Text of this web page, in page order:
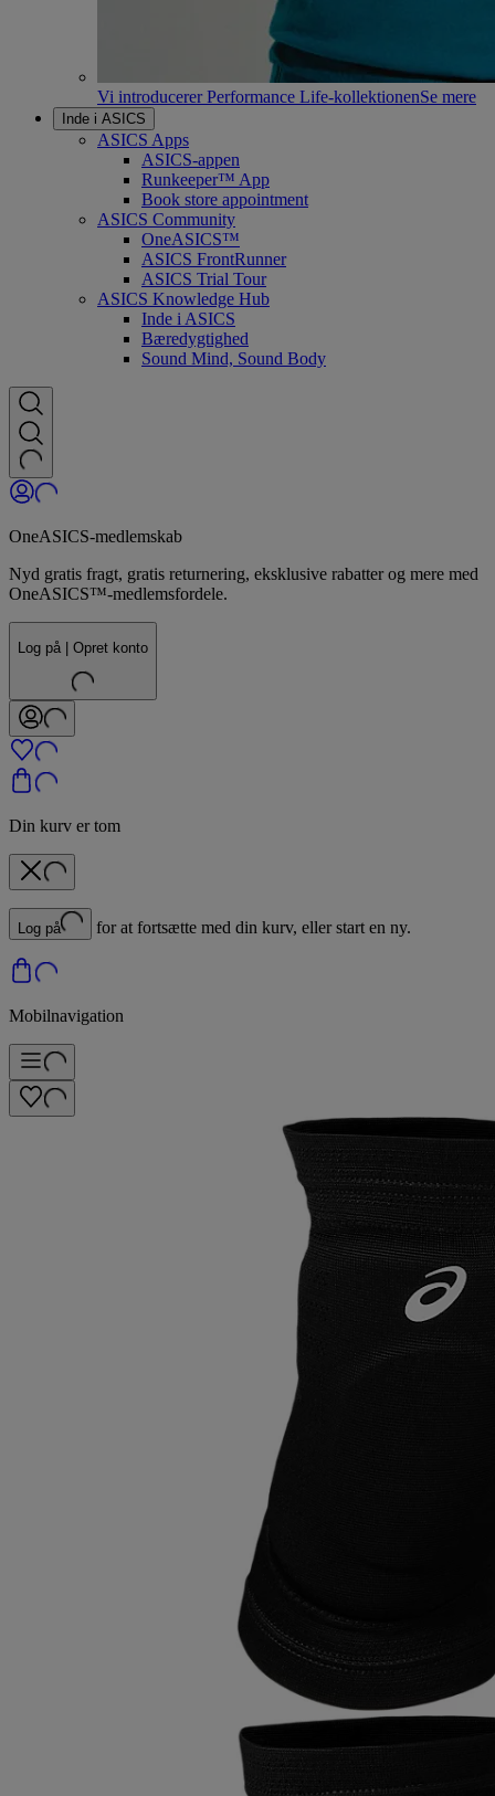
Vi introducerer Performance Life-kollektionenSe mere
Inde i ASICS
ASICS Apps
ASICS-appen
Runkeeper™ App
Book store appointment
ASICS Community
OneASICS™
ASICS FrontRunner
ASICS Trial Tour
ASICS Knowledge Hub
Inde i ASICS
Bæredygtighed
Sound Mind, Sound Body
OneASICS-medlemskab
Nyd gratis fragt, gratis returnering, eksklusive rabatter og mere med
OneASICS™-medlemsfordele.
Log på | Opret konto
Din kurv er tom
Log på for at fortsætte med din kurv, eller start en ny.
Mobilnavigation